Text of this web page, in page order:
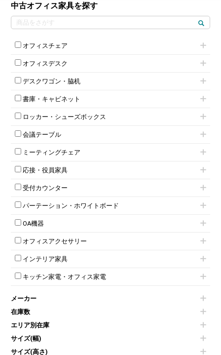
中古オフィス家具を探す
オフィスチェア
肘無しチェア
役員チェア
高級チェア（多機能チェア）
オフィスチェアその他
オフィスデスク
フリーアドレスデスク（ベンチデスク）
昇降デスク
オフィスデスクその他
両袖机
デスクワゴン・脇机
インワゴン2段
インワゴン3段
脇机
ワゴンその他
書庫・キャビネット
ハイキャビネット
ローキャビネット
両開きキャビネット
スチールキャビネット
上下連結キャビネット
軽量ラック（スチールラック）
収納家具その他
両開書庫
ラテラル書庫
ロッカー・シューズボックス
1人用ロッカー
2人用ロッカー
3人用ロッカー
4人用ロッカー
5人用ロッカー
8人用ロッカー
多人数ロッカー
ダイヤル錠ロッカー
ダイヤル錠ロッカー
ワードローブ・クローゼット
会議テーブル
スタッキングテーブル
ネスティングテーブル
幕板付テーブル
カウンターテーブル
T字脚テーブル
会議テーブルW1200～
会議テーブルW1800～
平行スタックテーブル
会議テーブルその他
ミーティングチェア
キャスター付きミーティングチェア
スタッキングミーティングチェア
テーブル付きミーティングチェア
ネスティングミーティングチェア
折りたたみミーティングチェア
ハイチェア
ミーティングチェアその他
応接・役員家具
応接セット
応接ソファ
応接チェア
応接テーブル
応接・役員家具その他
受付カウンター
ローカウンター
ラウンジカウンター
受付カウンターその他
パーテーション・ホワイトボード
パーテーション
自立タイプパーテーション
パーテーションその他
脚付ホワイトボード
壁掛けホワイトボード
ホワイトボードその他
OA機器
電話機（ビジネスフォン）
シュレッダー
プロジェクター
スクリーン
その他OA機器
オフィスアクセサリー
チェア用台車
演台・講演台・演説台
防音パネル
個室ブース
コートハンガー・ポールハンガー
傘立て
食器棚・キッチンキャビネット
カタログスタンド
オフィスアクセサリーその他
インテリア家具
モールドチェア
ダイニングチェア
カウンターテーブル
センターテーブル・サイドテーブル
ベンチ・スツール
ソファ
シェルフ
キッチン家電・オフィス家電
冷蔵庫・洗濯機
空気清浄機・加湿器
液晶テレビ・モニター類
エアコン
メーカー
在庫数
エリア別在庫
サイズ(幅)
サイズ(高さ)